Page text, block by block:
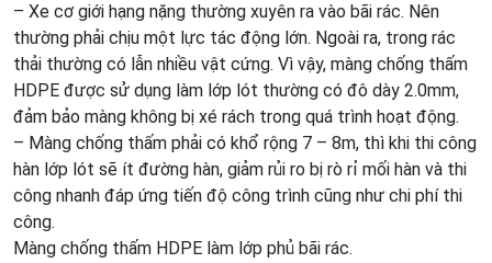
– Xe cơ giới hạng nặng thường xuyên ra vào bãi rác. Nên
thường phải chịu một lực tác động lớn. Ngoài ra, trong rác
thải thường có lẫn nhiều vật cứng. Vì vậy, màng chống thấm
HDPE được sử dụng làm lớp lót thường có đô dày 2.0mm,
đảm bảo màng không bị xé rách trong quá trình hoạt động.
– Màng chống thấm phải có khổ rộng 7 – 8m, thì khi thi công
hàn lớp lót sẽ ít đường hàn, giảm rủi ro bị rò rỉ mối hàn và thi
công nhanh đáp ứng tiến độ công trình cũng như chi phí thi
công.
Màng chống thấm HDPE làm lớp phủ bãi rác.